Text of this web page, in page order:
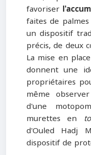
favoriser
faites de
un dispositif
précis, de deux
La mise en
donnent une
propriétaires
même
d'une
murettes en
d'Ouled Hadj
dispositif de